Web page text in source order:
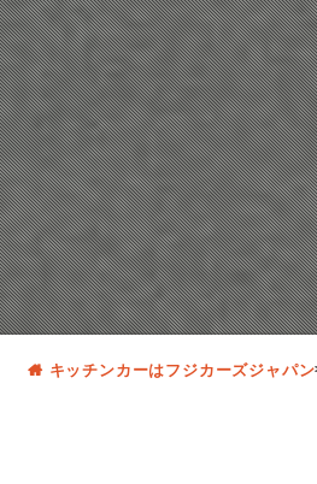
キッチンカーはフジカーズジャパン